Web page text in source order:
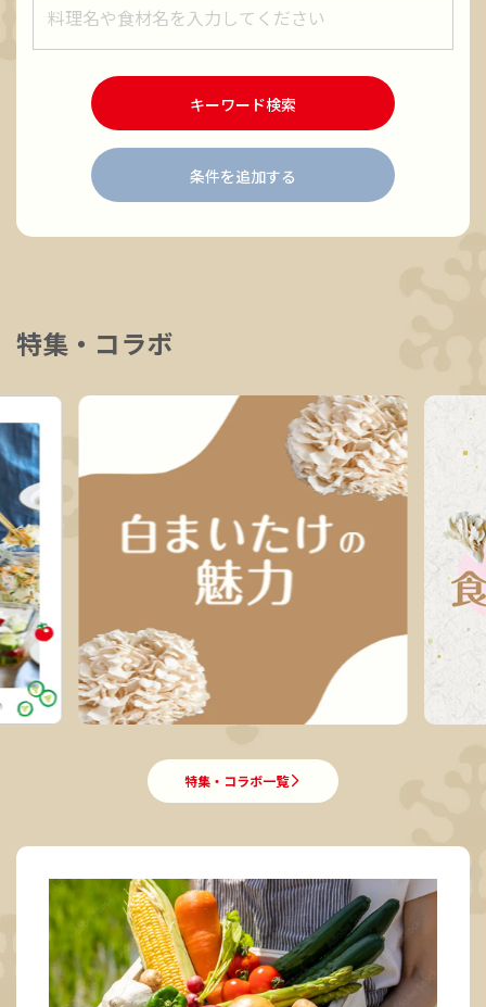
キーワード検索
条件を追加する
特集・コラボ
特集・コラボ一覧